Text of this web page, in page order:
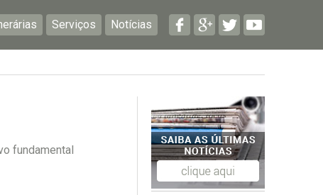
Serviços Notícias
fundamental